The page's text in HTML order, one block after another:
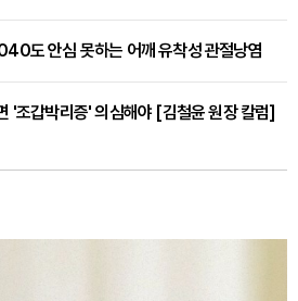
도 안심 못하는 어깨 유착성 관절낭염
'조갑박리증' 의심해야 [김철윤 원장 칼럼]